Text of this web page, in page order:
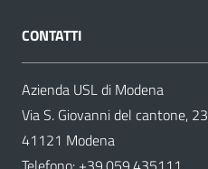
CONTATTI
Azienda USL di Modena
Via S. Giovanni del cantone, 23
41121 Modena